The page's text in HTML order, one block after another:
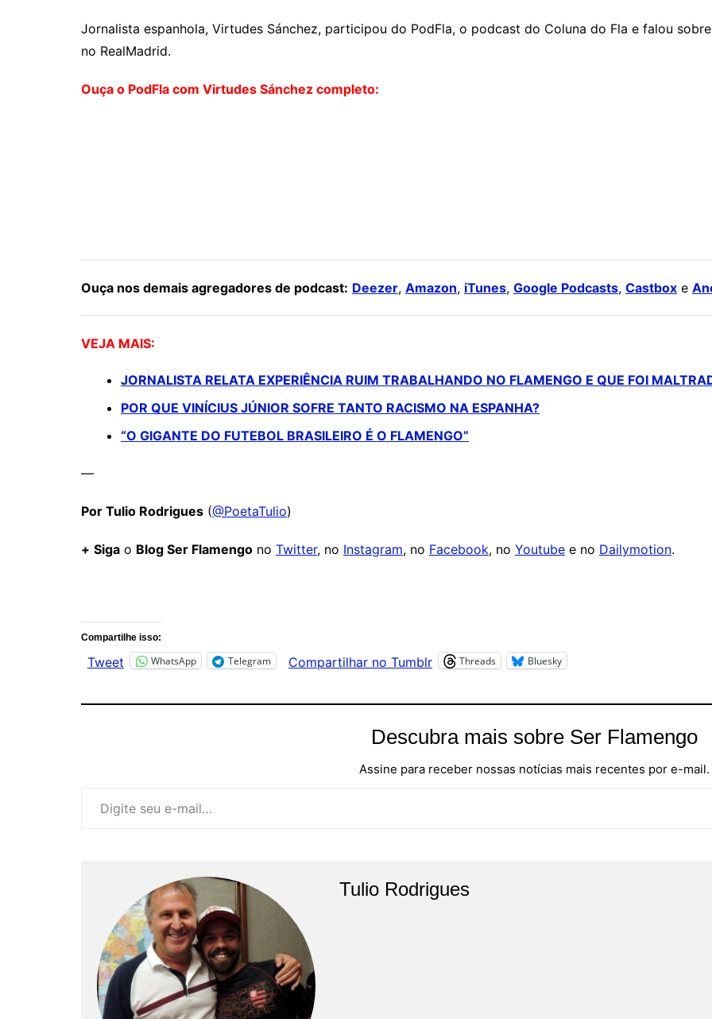
Jornalista espanhola, Virtudes Sánchez, participou do PodFla, o podcast do Coluna do Fla e falou
no RealMadrid.
Ouça o PodFla com Virtudes Sánchez completo:
Ouça nos demais agregadores de podcast: Deezer, Amazon, iTunes, Google Podcasts, Castbox e
VEJA MAIS:
JORNALISTA RELATA EXPERIÊNCIA RUIM TRABALHANDO NO FLAMENGO E QUE FOI
POR QUE VINÍCIUS JÚNIOR SOFRE TANTO RACISMO NA ESPANHA?
“O GIGANTE DO FUTEBOL BRASILEIRO É O FLAMENGO”
—
Por Tulio Rodrigues (@PoetaTulio)
+ Siga o Blog Ser Flamengo no Twitter, no Instagram, no Facebook, no Youtube e no Dailymotion.
Compartilhe isso:
Tweet WhatsApp Telegram Compartilhar no Tumblr Threads Bluesky
Descubra mais sobre Ser Flamengo
Assine para receber nossas notícias mais recentes por e-mail.
Tulio Rodrigues